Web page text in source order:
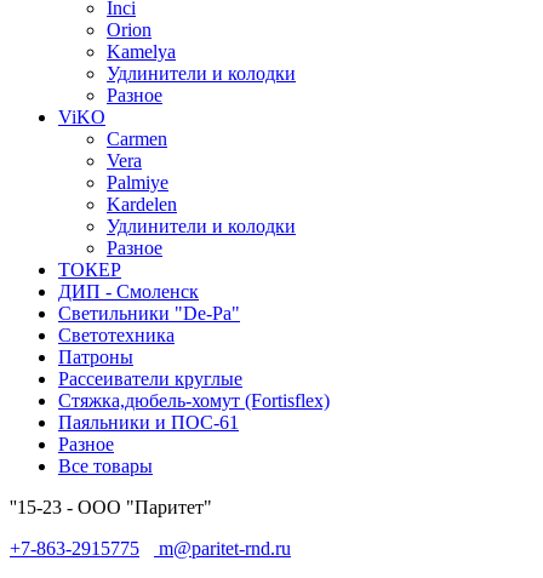
Inci
Orion
Kamelya
Удлинители и колодки
Разное
ViKO
Carmen
Vera
Palmiye
Kardelen
Удлинители и колодки
Разное
ТОКЕР
ДИП - Смоленск
Светильники "De-Pa"
Светотехника
Патроны
Рассеиватели круглые
Стяжка,дюбель-хомут (Fortisflex)
Паяльники и ПОС-61
Разное
Все товары
''15-23 - ООО "Паритет"
+7-863-2915775
m@paritet-rnd.ru